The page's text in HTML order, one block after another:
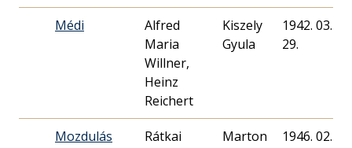
Médi
Alfred
Maria
Willner,
Heinz
Reichert
Kiszely
Gyula
1942. 03.
29.
Mozdulás
Rátkai
Marton
1946. 02.